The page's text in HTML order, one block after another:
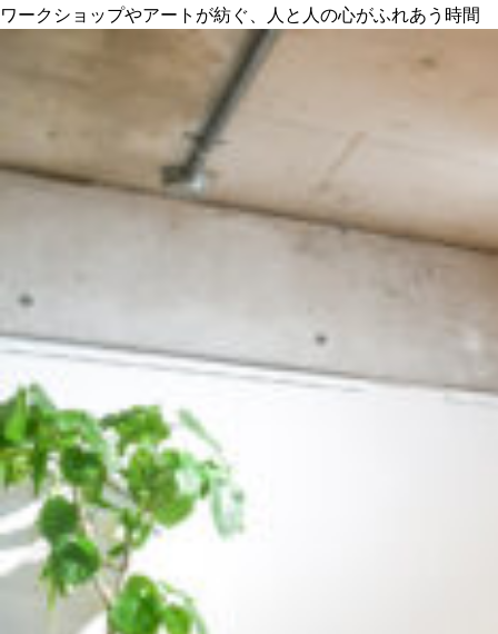
ワークショップやアートが紡ぐ、人と人の心がふれあう時間